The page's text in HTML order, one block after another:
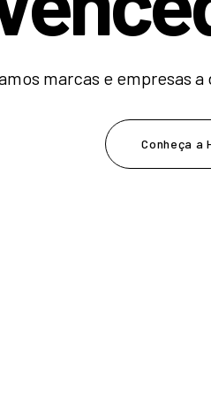
marcas e empresas
Conheça a